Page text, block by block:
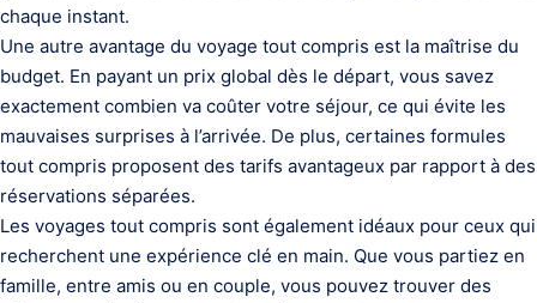
chaque instant.
Une autre avantage du voyage tout compris est la maîtrise du
budget. En payant un prix global dès le départ, vous savez
exactement combien va coûter votre séjour, ce qui évite les
mauvaises surprises à l’arrivée. De plus, certaines formules
tout compris proposent des tarifs avantageux par rapport à des
réservations séparées.
Les voyages tout compris sont également idéaux pour ceux qui
recherchent une expérience clé en main. Que vous partiez en
famille, entre amis ou en couple, vous pouvez trouver des